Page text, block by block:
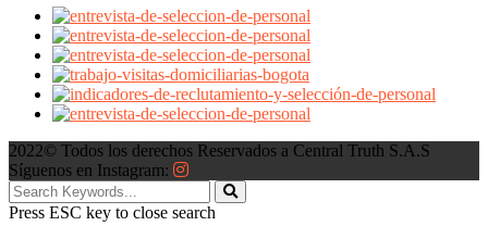
2022© Todos los derechos Reservados a Central Truth S.A.S
Síguenos en Instagram:
Press ESC key to close search